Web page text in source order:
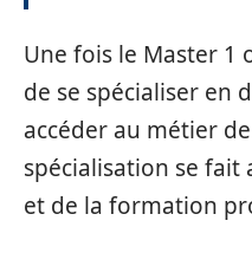
Une fois le Master 1
de se spécialiser en
accéder au métier
spécialisation se fait
et de la formation